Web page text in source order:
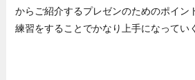
からご紹介するプレゼンのためのポイン
練習をすることでかなり上手になってい